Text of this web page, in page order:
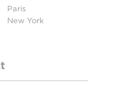
Paris
New York